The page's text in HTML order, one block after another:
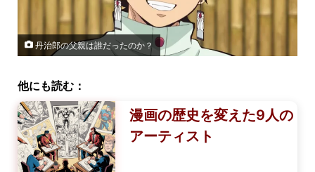
丹治郎の父親は誰だったのか？
他にも読む：
漫画の歴史を変えた9人の
アーティスト